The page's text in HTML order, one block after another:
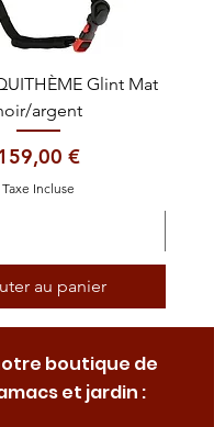
Glint Mat
argent
€
Taxe Incluse
au panier
boutique de
et jardin :